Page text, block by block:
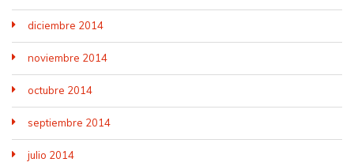
diciembre 2014
noviembre 2014
octubre 2014
septiembre 2014
julio 2014